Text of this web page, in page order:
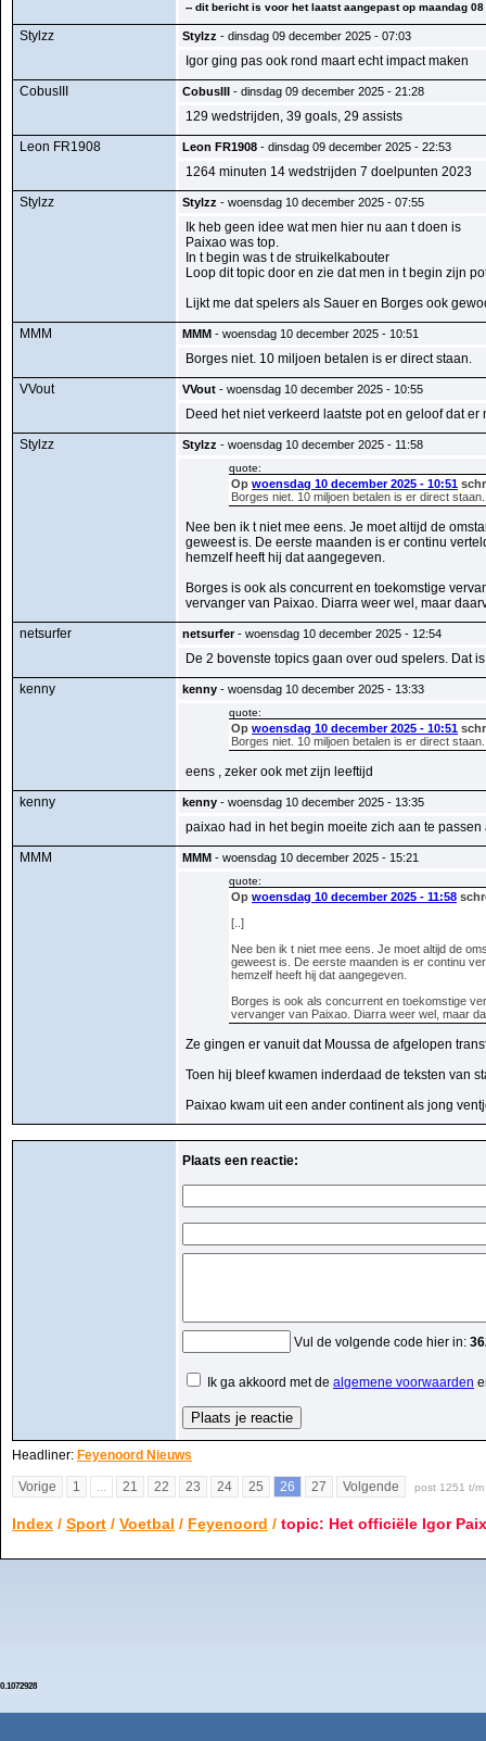
-- dit bericht is voor het laatst aangepast op maandag
Stylzz Stylzz - dinsdag 09 december 2025 - 07:03
Igor ging pas ook rond maart echt impact maken
CobusIII
CobusIII - dinsdag 09 december 2025 - 21:28
129 wedstrijden, 39 goals, 29 assists
Leon FR1908
Leon FR1908 - dinsdag 09 december 2025 - 22:53
1264 minuten 14 wedstrijden 7 doelpunten 2023
Stylzz
Stylzz - woensdag 10 december 2025 - 07:55
Ik heb geen idee wat men hier nu aan t doen is
Paixao was top.
In t begin was t de struikelkabouter
Loop dit topic door en zie dat men in t begin zijn
Lijkt me dat spelers als Sauer en Borges ook
MMM
MMM - woensdag 10 december 2025 - 10:51
Borges niet. 10 miljoen betalen is er direct staan.
VVout
VVout - woensdag 10 december 2025 - 10:55
Deed het niet verkeerd laatste pot en geloof dat
Stylzz
Stylzz - woensdag 10 december 2025 - 11:58
quote:
Op woensdag 10 december 2025 - 10:51
Borges niet. 10 miljoen betalen is er direct staan.
Nee ben ik t niet mee eens. Je moet altijd de
geweest is. De eerste maanden is er continu
hemzelf heeft hij dat aangegeven.
Borges is ook als concurrent en toekomstige
vervanger van Paixao. Diarra weer wel, maar
netsurfer
netsurfer- woensdag 10 december 2025 - 12:54
De 2 bovenste topics gaan over oud spelers. Dat
kenny
kenny - woensdag 10 december 2025 - 13:33
quote:
Op woensdag 10 december 2025 - 10:51
Borges niet. 10 miljoen betalen is er direct staan.
eens , zeker ook met zijn leeftijd
kenny
kenny - woensdag 10 december 2025 - 13:35
paixao had in het begin moeite zich aan te
MMM
MMM - woensdag 10 december 2025 - 15:21
quote:
Op woensdag 10 december 2025 - 11:58
[..]
Nee ben ik t niet mee eens. Je moet altijd de
geweest is. De eerste maanden is er continu
hemzelf heeft hij dat aangegeven.
Borges is ook als concurrent en toekomstige
vervanger van Paixao. Diarra weer wel, maar
Ze gingen er vanuit dat Moussa de afgelopen
Toen hij bleef kwamen inderdaad de teksten van
Paixao kwam uit een ander continent als jong
Plaats een reactie:
Vul de volgende code hier in:
Ik ga akkoord met de algemene voorwaarden
Headliner: Feyenoord Nieuws
Vorige 1 ... 21 22 23 24 25 26 27 Volgende post 1251 t/
Index / Sport / Voetbal / Feyenoord / topic: Het officiële Igor
0.1072928